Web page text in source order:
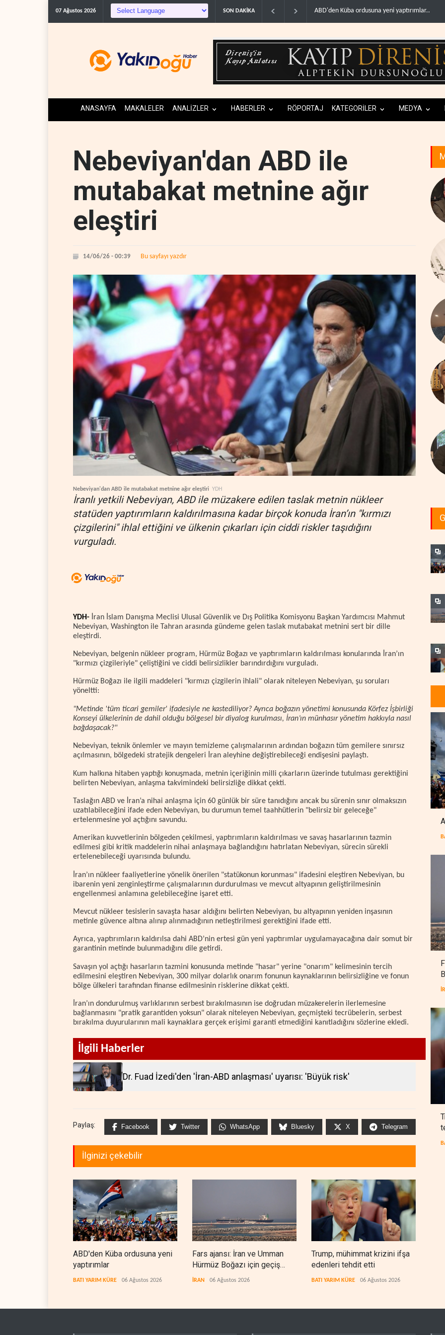
07 Ağustos 2026 SON DAKİKA Fars ajansı: İran ve Umman Hürmüz Boğazı için
ANASAYFA MAKALELER ANALİZLER HABERLER RÖPORTAJ KATEGORİLER MEDYA
Nebeviyan'dan ABD ile
mutabakat metnine ağır
eleştiri
14/06/26 - 00:39 Bu sayfayı yazdır
Nebeviyan'dan ABD ile mutabakat metnine ağır eleştiri YDH
İranlı yetkili Nebeviyan, ABD ile müzakere edilen taslak metnin nükleer
statüden yaptırımların kaldırılmasına kadar birçok konuda İran’ın "kırmızı
çizgilerini" ihlal ettiğini ve ülkenin çıkarları için ciddi riskler taşıdığını
vurguladı.
YDH- İran İslam Danışma Meclisi Ulusal Güvenlik ve Dış Politika Komisyonu Başkan Yardımcısı Mahmut
Nebeviyan, Washington ile Tahran arasında gündeme gelen taslak mutabakat metnini sert bir dille
eleştirdi.
Nebeviyan, belgenin nükleer program, Hürmüz Boğazı ve yaptırımların kaldırılması konularında İran’ın
"kırmızı çizgileriyle" çeliştiğini ve ciddi belirsizlikler barındırdığını vurguladı.
Hürmüz Boğazı ile ilgili maddeleri "kırmızı çizgilerin ihlali" olarak niteleyen Nebeviyan, şu soruları
yöneltti:
"Metinde 'tüm ticari gemiler' ifadesiyle ne kastediliyor? Ayrıca boğazın yönetimi konusunda Körfez İşbirliği
Konseyi ülkelerinin de dahil olduğu bölgesel bir diyalog kurulması, İran’ın münhasır yönetim hakkıyla nasıl
bağdaşacak?"
Nebeviyan, teknik önlemler ve mayın temizleme çalışmalarının ardından boğazın tüm gemilere sınırsız
açılmasının, bölgedeki stratejik dengeleri İran aleyhine değiştirebileceği endişesini paylaştı.
Kum halkına hitaben yaptığı konuşmada, metnin içeriğinin milli çıkarların üzerinde tutulması gerektiğini
belirten Nebeviyan, anlaşma takvimindeki belirsizliğe dikkat çekti.
Taslağın ABD ve İran’a nihai anlaşma için 60 günlük bir süre tanıdığını ancak bu sürenin sınır olmaksızın
uzatılabileceğini ifade eden Nebeviyan, bu durumun temel taahhütlerin "belirsiz bir geleceğe"
ertelenmesine yol açtığını savundu.
Amerikan kuvvetlerinin bölgeden çekilmesi, yaptırımların kaldırılması ve savaş hasarlarının tazmin
edilmesi gibi kritik maddelerin nihai anlaşmaya bağlandığını hatırlatan Nebeviyan, sürecin sürekli
ertelenebileceği uyarısında bulundu.
İran’ın nükleer faaliyetlerine yönelik önerilen "statükonun korunması" ifadesini eleştiren Nebeviyan, bu
ibarenin yeni zenginleştirme çalışmalarının durdurulması ve mevcut altyapının geliştirilmesinin
engellenmesi anlamına gelebileceğine işaret etti.
Mevcut nükleer tesislerin savaşta hasar aldığını belirten Nebeviyan, bu altyapının yeniden inşasının
metinle güvence altına alınıp alınmadığının netleştirilmesi gerektiğini ifade etti.
Ayrıca, yaptırımların kaldırılsa dahi ABD’nin ertesi gün yeni yaptırımlar uygulamayacağına dair somut bir
garantinin metinde bulunmadığını dile getirdi.
Savaşın yol açtığı hasarların tazmini konusunda metinde "hasar" yerine "onarım" kelimesinin tercih
edilmesini eleştiren Nebeviyan, 300 milyar dolarlık onarım fonunun kaynaklarının belirsizliğine ve fonun
bölge ülkeleri tarafından finanse edilmesinin risklerine dikkat çekti.
İran’ın dondurulmuş varlıklarının serbest bırakılmasının ise doğrudan müzakerelerin ilerlemesine
bağlanmasını "pratik garantiden yoksun" olarak niteleyen Nebeviyan, geçmişteki tecrübelerin, serbest
bırakılma duyurularının mali kaynaklara gerçek erişimi garanti etmediğini kanıtladığını sözlerine ekledi.
İlgili Haberler
Dr. Fuad İzedi'den 'İran-ABD anlaşması' uyarısı: 'Büyük risk'
Paylaş: Facebook Twitter WhatsApp Bluesky X Telegram
İlginizi çekebilir
ABD'den Küba ordusuna yeni
yaptırımlar
BATI YARIM KÜRE 06 Ağustos 2026
Fars ajansı: İran ve Umman
Hürmüz Boğazı için geçiş
koridorlarında anlaştı
İRAN 06 Ağustos 2026
Trump, mühimmat krizini ifşa
edenleri tehdit etti
BATI YARIM KÜRE 06 Ağustos 2026